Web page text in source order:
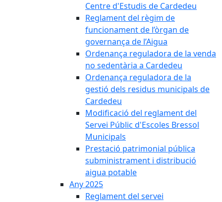
Centre d'Estudis de Cardedeu
Reglament del règim de
funcionament de l’òrgan de
governança de l’Aigua
Ordenança reguladora de la venda
no sedentària a Cardedeu
Ordenança reguladora de la
gestió dels residus municipals de
Cardedeu
Modificació del reglament del
Servei Públic d'Escoles Bressol
Municipals
Prestació patrimonial pública
subministrament i distribució
aigua potable
Any 2025
Reglament del servei